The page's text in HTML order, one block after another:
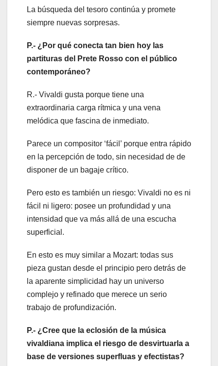
La búsqueda del tesoro continúa y promete
siempre nuevas sorpresas.
P.- ¿Por qué conecta tan bien hoy las
partituras del Prete Rosso con el público
contemporáneo?
R.- Vivaldi gusta porque tiene una
extraordinaria carga rítmica y una vena
melódica que fascina de inmediato.
Parece un compositor ‘fácil’ porque entra rápido
en la percepción de todo, sin necesidad de de
disponer de un bagaje crítico.
Pero esto es también un riesgo: Vivaldi no es ni
fácil ni ligero: posee un profundidad y una
intensidad que va más allá de una escucha
superficial.
En esto es muy similar a Mozart: todas sus
pieza gustan desde el principio pero detrás de
la aparente simplicidad hay un universo
complejo y refinado que merece un serio
trabajo de profundización.
P.- ¿Cree que la eclosión de la música
vivaldiana implica el riesgo de desvirtuarla a
base de versiones superfluas y efectistas?